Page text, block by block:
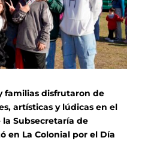
familias disfrutaron de
artísticas y lúdicas en el
Subsecretaría de
en La Colonial por el Día